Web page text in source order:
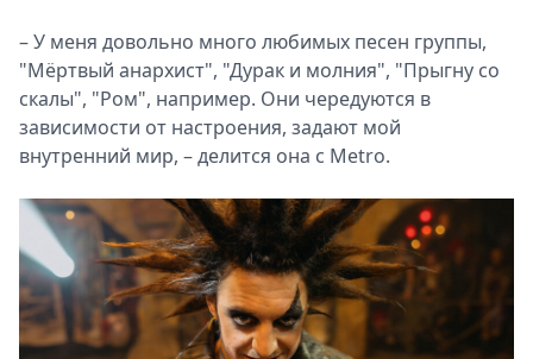
– У меня довольно много любимых песен группы,
"Мёртвый анархист", "Дурак и молния", "Прыгну со
скалы", "Ром", например. Они чередуются в
зависимости от настроения, задают мой
внутренний мир, – делится она с Metro.